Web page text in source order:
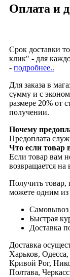
Оплата и
Срок доставки
клик" - для
- подробнее..
Для заказа в
сумму и с
размере 20% от
получении.
Почему
Предоплата
Что если товар
Если товар вам
возвращается на
Получить
можете одним из
Cамовывоз
Быстрая
Доставка
Доставка
Харьков,
Кривой Рог,
Полтава,